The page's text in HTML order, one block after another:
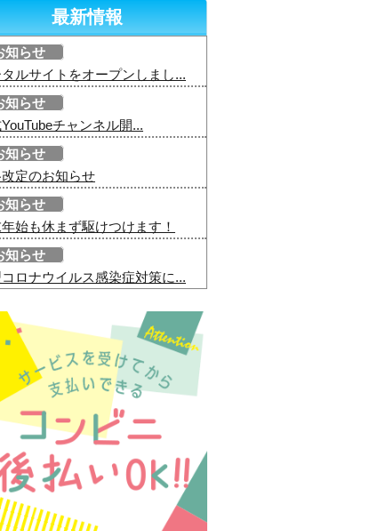
最新情報
知らせ
ルサイトをオープンしまし...
知らせ
チャンネル開...
知らせ
定のお知らせ
知らせ
始も休まず駆けつけます！
知らせ
ロナウイルス感染症対策に...